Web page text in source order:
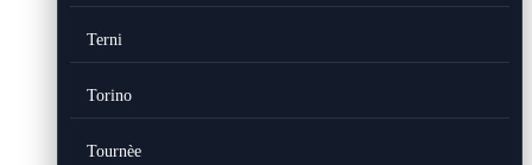
Terni
Torino
Tournèe